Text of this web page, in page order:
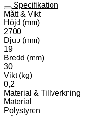
Specifikation
Mått & Vikt
Höjd (mm)
2700
Djup (mm)
19
Bredd (mm)
30
Vikt (kg)
0,2
Material & Tillverkning
Material
Polystyren